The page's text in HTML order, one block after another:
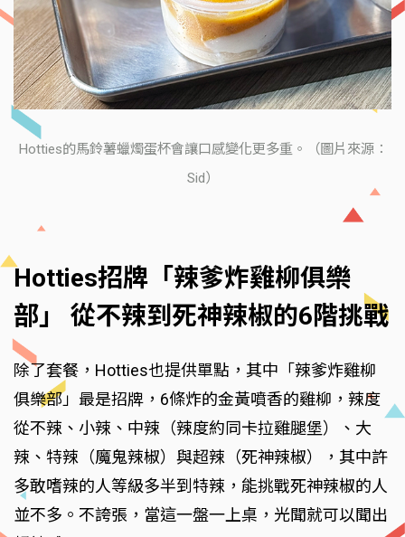
Hotties的馬鈴薯蠟燭蛋杯會讓口感變化更多重。（圖片來源：
Sid）
Hotties招牌「辣爹炸雞柳俱樂
部」 從不辣到死神辣椒的6階挑戰
除了套餐，Hotties也提供單點，其中「辣爹炸雞柳
俱樂部」最是招牌，6條炸的金黃噴香的雞柳，辣度
從不辣、小辣、中辣（辣度約同卡拉雞腿堡）、大
辣、特辣（魔鬼辣椒）與超辣（死神辣椒），其中許
多敢嗜辣的人等級多半到特辣，能挑戰死神辣椒的人
並不多。不誇張，當這一盤一上桌，光聞就可以聞出